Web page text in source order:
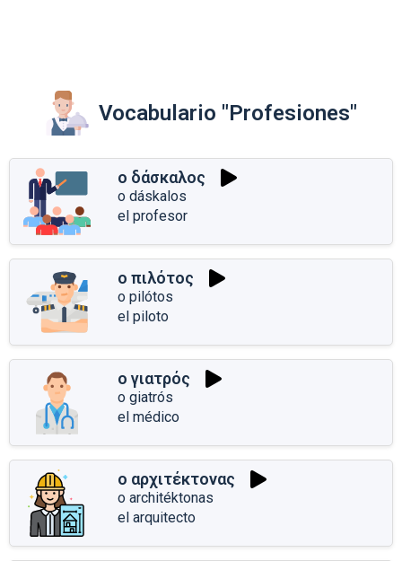
Vocabulario "Profesiones"
ο δάσκαλος
o dáskalos
el profesor
ο πιλότος
o pilótos
el piloto
ο γιατρός
o giatrós
el médico
ο αρχιτέκτονας
o architéktonas
el arquitecto